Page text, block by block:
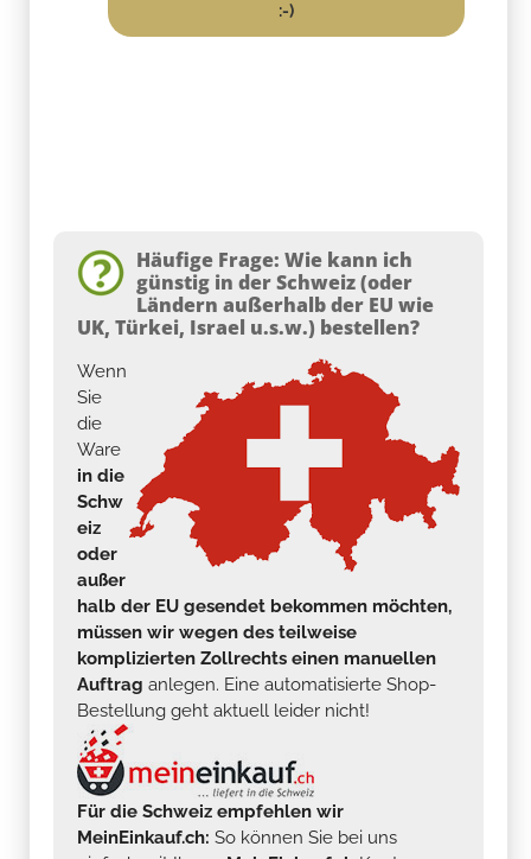
:-)
Häufige Frage: Wie kann ich
günstig in der Schweiz (oder
Ländern außerhalb der EU wie
UK, Türkei, Israel u.s.w.) bestellen?
Wenn
Sie
die
Ware
in die
Schw
eiz
oder
außer
halb der EU gesendet bekommen möchten,
müssen wir wegen des teilweise
komplizierten Zollrechts einen manuellen
Auftrag anlegen. Eine automatisierte Shop-
Bestellung geht aktuell leider nicht!
Für die Schweiz empfehlen wir
MeinEinkauf.ch: So können Sie bei uns